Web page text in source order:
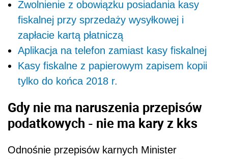
Zwolnienie z obowiązku posiadania kasy
fiskalnej przy sprzedaży wysyłkowej i
zapłacie kartą płatniczą
Aplikacja na telefon zamiast kasy fiskalnej
Kasy fiskalne z papierowym zapisem kopii
tylko do końca 2018 r.
Gdy nie ma naruszenia przepisów
podatkowych - nie ma kary z kks
Odnośnie przepisów karnych Minister